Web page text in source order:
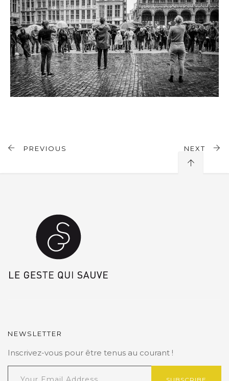
PREVIOUS NEXT
NEWSLETTER
Inscrivez-vous pour être tenus au courant !